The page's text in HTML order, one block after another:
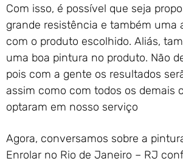
Com isso, é possível que seja
grande resistência e também uma
com o produto escolhido. Aliás,
uma boa pintura no produto. Não
pois com a gente os resultados
assim como com todos os demais
optaram em nosso serviço
Agora, conversamos sobre a
Enrolar no Rio de Janeiro – RJ